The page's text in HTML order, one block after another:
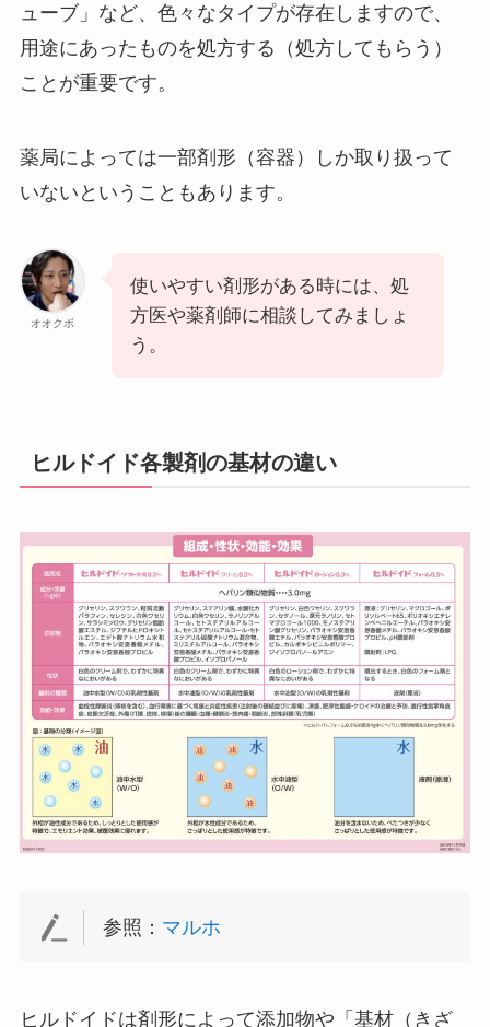
ューブ」など、色々なタイプが存在しますので、
用途にあったものを処方する（処方してもらう）
ことが重要です。
薬局によっては一部剤形（容器）しか取り扱って
いないということもあります。
オオクボ
使いやすい剤形がある時には、処
方医や薬剤師に相談してみましょ
う。
ヒルドイド各製剤の基材の違い
参照： マルホ
ヒルドイドは剤形によって添加物や「基材（きざ